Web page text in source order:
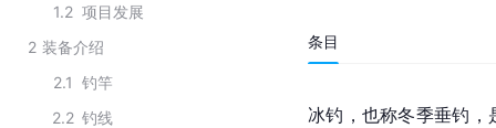
1.2 项目发展
2 装备介绍
2.1 钓竿
2.2 钓线
条目
冰钓，也称冬季垂钓